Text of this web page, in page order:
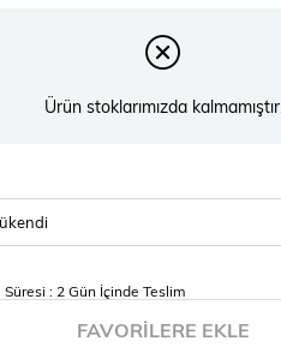
Ürün stoklarımızda kalmamıştır.
: 2 Gün İçinde Teslim
FAVORILERE EKLE